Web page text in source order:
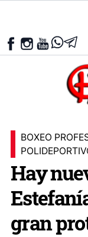
BOXEO
Hay
gran